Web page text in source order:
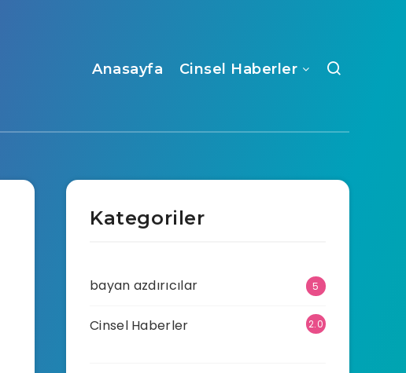
Anasayfa Cinsel Haberler
Kategoriler
bayan azdırıcılar 5
Cinsel Haberler
2.0